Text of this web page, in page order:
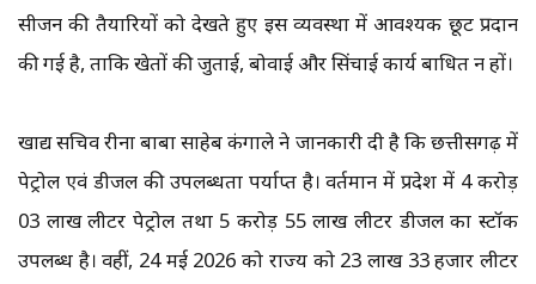
सीजन की तैयारियों को देखते हुए इस व्यवस्था में आवश्यक छूट प्रदान
की गई है, ताकि खेतों की जुताई, बोवाई और सिंचाई कार्य बाधित न हों।
खाद्य सचिव रीना बाबा साहेब कंगाले ने जानकारी दी है कि छत्तीसगढ़ में
पेट्रोल एवं डीजल की उपलब्धता पर्याप्त है। वर्तमान में प्रदेश में 4 करोड़
03 लाख लीटर पेट्रोल तथा 5 करोड़ 55 लाख लीटर डीजल का स्टॉक
उपलब्ध है। वहीं, 24 मई 2026 को राज्य को 23 लाख 33 हजार लीटर